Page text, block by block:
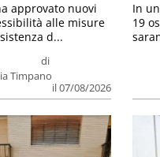
di
Timpano
il 07/08/2026
approvato nuovi
alle misure
d...
In
19